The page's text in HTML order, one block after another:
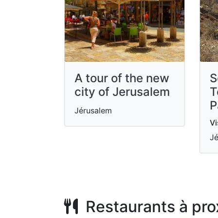
A tour of the new
city of Jerusalem
Jérusalem
Restaurants à